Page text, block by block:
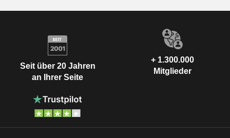
Seit über 20 Jahren
an Ihrer Seite
+ 1.300.000
Mitglieder